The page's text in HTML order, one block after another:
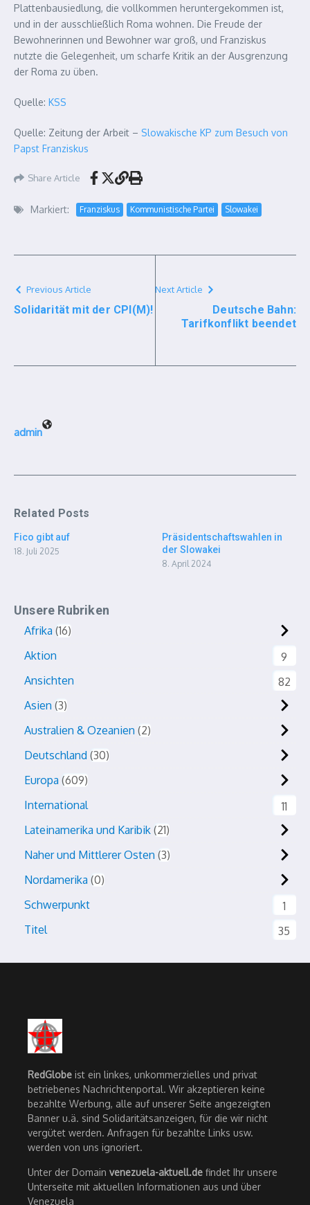
Plattenbausiedlung, die vollkommen heruntergekommen ist,
und in der ausschließlich Roma wohnen. Die Freude der
Bewohnerinnen und Bewohner war groß, und Franziskus
nutzte die Gelegenheit, um scharfe Kritik an der Ausgrenzung
der Roma zu üben.
Quelle: KSS
Quelle: Zeitung der Arbeit – Slowakische KP zum Besuch von
Papst Franziskus
Share Article
Markiert: Franziskus Kommunistische Partei Slowakei
Previous Article
Solidarität mit der CPI(M)!
Next Article
Deutsche Bahn:
Tarifkonflikt beendet
admin
Related Posts
Fico gibt auf
18. Juli 2025
Präsidentschaftswahlen in
der Slowakei
8. April 2024
Unsere Rubriken
Afrika 16
Aktion
9
Ansichten
82
Asien 3
Australien & Ozeanien 2
Deutschland 30
Europa 609
International
11
Lateinamerika und Karibik 21
Naher und Mittlerer Osten 3
Nordamerika 0
Schwerpunkt
1
Titel
35
RedGlobe ist ein linkes, unkommerzielles und privat
betriebenes Nachrichtenportal. Wir akzeptieren keine
bezahlte Werbung, alle auf unserer Seite angezeigten
Banner u.ä. sind Solidaritätsanzeigen, für die wir nicht
vergütet werden. Anfragen für bezahlte Links usw.
werden von uns ignoriert.
Unter der Domain venezuela-aktuell.de findet Ihr unsere
Unterseite mit aktuellen Informationen aus und über
Venezuela